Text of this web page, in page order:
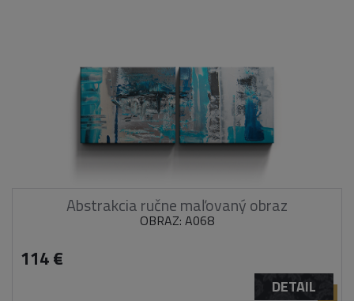
Abstrakcia ručne maľovaný obraz
OBRAZ: A068
114 €
DETAIL